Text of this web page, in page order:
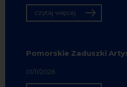
czytaj więcej
Pomorskie Zaduszki
01/11/2026